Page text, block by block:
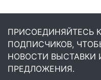
ПРИСОЕДИНЯЙТЕСЬ
ПОДПИСЧИКОВ,
НОВОСТИ ВЫСТАВКИ
ПРЕДЛОЖЕНИЯ.